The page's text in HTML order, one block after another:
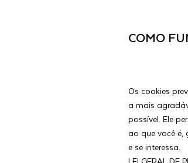
COMO
Os cookies
a mais
possível. Ele
ao que você é,
e se interessa.